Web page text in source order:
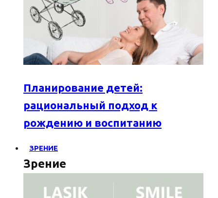
Планирование детей:
рациональный подход к
рождению и воспитанию
ЗРЕНИЕ
Зрение